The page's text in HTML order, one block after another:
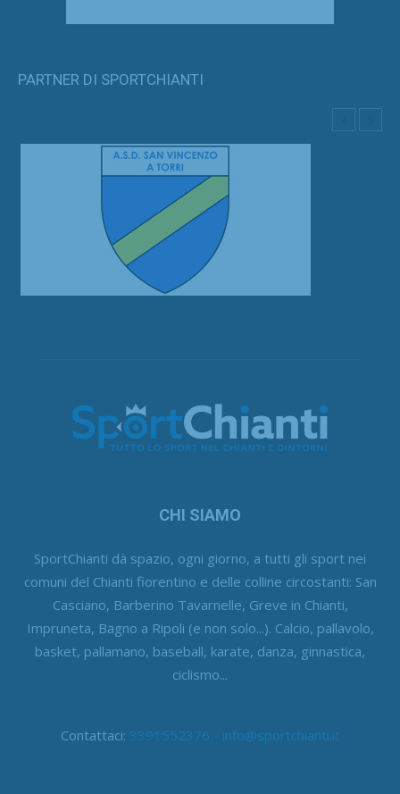
PARTNER DI SPORTCHIANTI
CHI SIAMO
SportChianti dà spazio, ogni giorno, a tutti gli sport nei
comuni del Chianti fiorentino e delle colline circostanti: San
Casciano, Barberino Tavarnelle, Greve in Chianti,
Impruneta, Bagno a Ripoli (e non solo...). Calcio, pallavolo,
basket, pallamano, baseball, karate, danza, ginnastica,
ciclismo...
Contattaci: 3391552376 - info@sportchianti.it